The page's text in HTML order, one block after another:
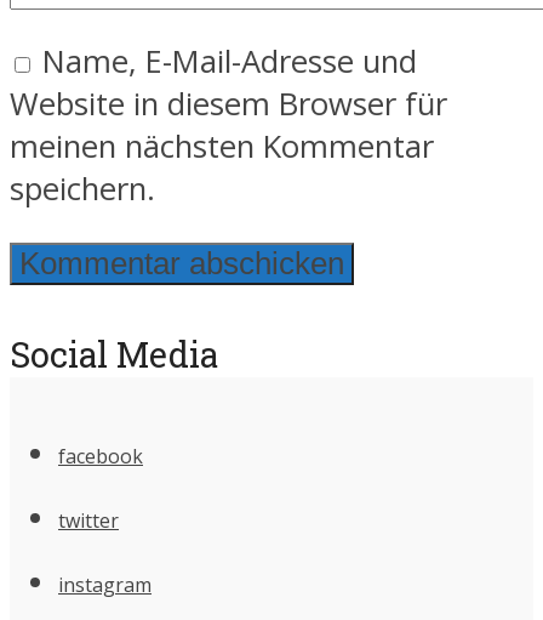
Name, E-Mail-Adresse und
Website in diesem Browser für
meinen nächsten Kommentar
speichern.
Social Media
facebook
twitter
instagram